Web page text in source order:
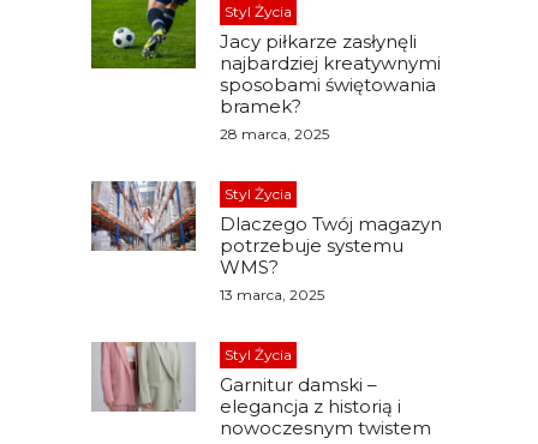
Styl Życia
Jacy piłkarze zasłynęli
najbardziej kreatywnymi
sposobami świętowania
bramek?
28 marca, 2025
Styl Życia
Dlaczego Twój magazyn
potrzebuje systemu
WMS?
13 marca, 2025
Styl Życia
Garnitur damski –
elegancja z historią i
nowoczesnym twistem